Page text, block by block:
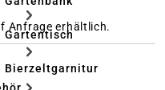
Gartentisch
Bierzeltgarnitur
Anfrage erhältlich.